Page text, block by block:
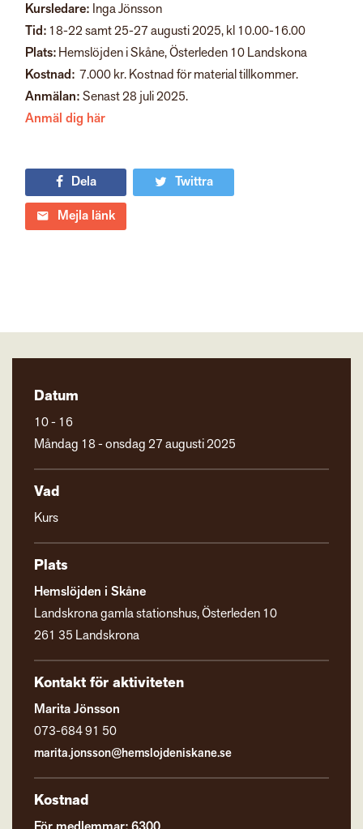
Kursledare: Inga Jönsson
Tid: 18-22 samt 25-27 augusti 2025, kl 10.00-16.00
Plats:Hemslöjden i Skåne, Österleden 10 Landskona
Kostnad: 7.000 kr. Kostnad för material tillkommer.
Anmälan:Senast 28 juli 2025.
Anmäl dig här
Dela
Twittra
Mejla länk
Datum
10 - 16
Måndag 18 - onsdag 27 augusti 2025
Vad
Kurs
Plats
Hemslöjden i Skåne
Landskrona gamla stationshus, Österleden 10
261 35 Landskrona
Kontakt för aktiviteten
Marita Jönsson
073-684 91 50
marita.jonsson@hemslojdeniskane.se
Kostnad